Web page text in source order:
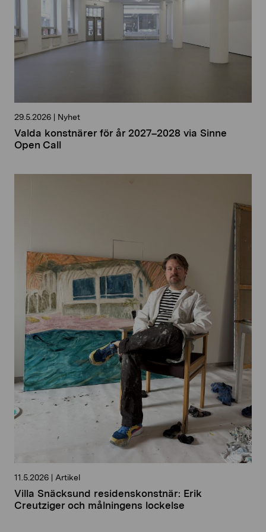
29.5.2026 | Nyhet
Valda konstnärer för år 2027–2028 via Sinne
Open Call
11.5.2026 | Artikel
Villa Snäcksund residenskonstnär: Erik
Creutziger och målningens lockelse